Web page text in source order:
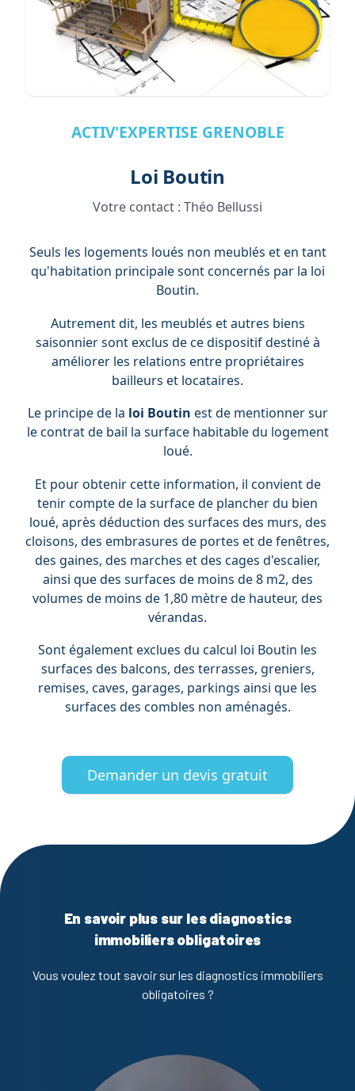
ACTIV'EXPERTISE GRENOBLE
Loi Boutin
Votre contact : Théo Bellussi
Seuls les logements loués non meublés et en tant
qu'habitation principale sont concernés par la loi
Boutin.
Autrement dit, les meublés et autres biens
saisonnier sont exclus de ce dispositif destiné à
améliorer les relations entre propriétaires
bailleurs et locataires.
Le principe de la loi Boutin est de mentionner sur
le contrat de bail la surface habitable du logement
loué.
Et pour obtenir cette information, il convient de
tenir compte de la surface de plancher du bien
loué, après déduction des surfaces des murs, des
cloisons, des embrasures de portes et de fenêtres,
des gaines, des marches et des cages d'escalier,
ainsi que des surfaces de moins de 8 m2, des
volumes de moins de 1,80 mètre de hauteur, des
vérandas.
Sont également exclues du calcul loi Boutin les
surfaces des balcons, des terrasses, greniers,
remises, caves, garages, parkings ainsi que les
surfaces des combles non aménagés.
Demander un devis gratuit
En savoir plus sur les diagnostics
immobiliers obligatoires
Vous voulez tout savoir sur les diagnostics immobiliers
obligatoires ?